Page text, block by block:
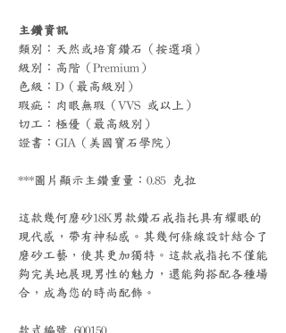
主鑽資訊
類別：天然或培育鑽石（按選項）
級別：高階（Premium）
色級：D（最高級別）
瑕疵：肉眼無瑕（VVS 或以上）
切工：極優（最高級別）
證書：GIA（美國寶石學院）
***圖片顯示主鑽重量：0.85 克拉
這款幾何磨砂18K男款鑽石戒指托具有耀眼的
現代感，帶有神秘感。其幾何條線設計結合了
磨砂工藝，使其更加獨特。這款戒指托不僅能
夠完美地展現男性的魅力，還能夠搭配各種場
合，成為您的時尚配飾。
款式編號 600150